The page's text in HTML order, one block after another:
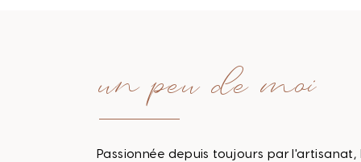
un peu de moi
Passionnée depuis toujours par l'artisanat,